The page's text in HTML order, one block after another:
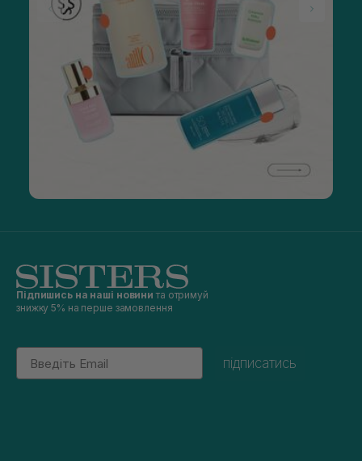
Підпишись на наші новини та отримуй
знижку 5% на перше замовлення
Email
підписатись